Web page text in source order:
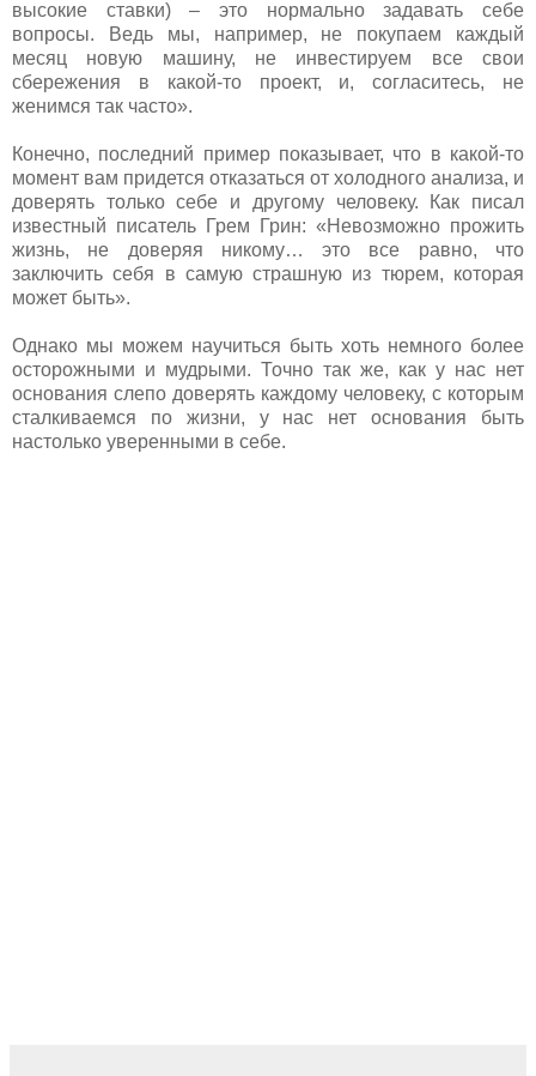
высокие ставки) – это нормально задавать себе
вопросы. Ведь мы, например, не покупаем каждый
месяц новую машину, не инвестируем все свои
сбережения в какой-то проект, и, согласитесь, не
женимся так часто».
Конечно, последний пример показывает, что в какой-то
момент вам придется отказаться от холодного анализа, и
доверять только себе и другому человеку. Как писал
известный писатель Грем Грин: «Невозможно прожить
жизнь, не доверяя никому… это все равно, что
заключить себя в самую страшную из тюрем, которая
может быть».
Однако мы можем научиться быть хоть немного более
осторожными и мудрыми. Точно так же, как у нас нет
основания слепо доверять каждому человеку, с которым
сталкиваемся по жизни, у нас нет основания быть
настолько уверенными в себе.